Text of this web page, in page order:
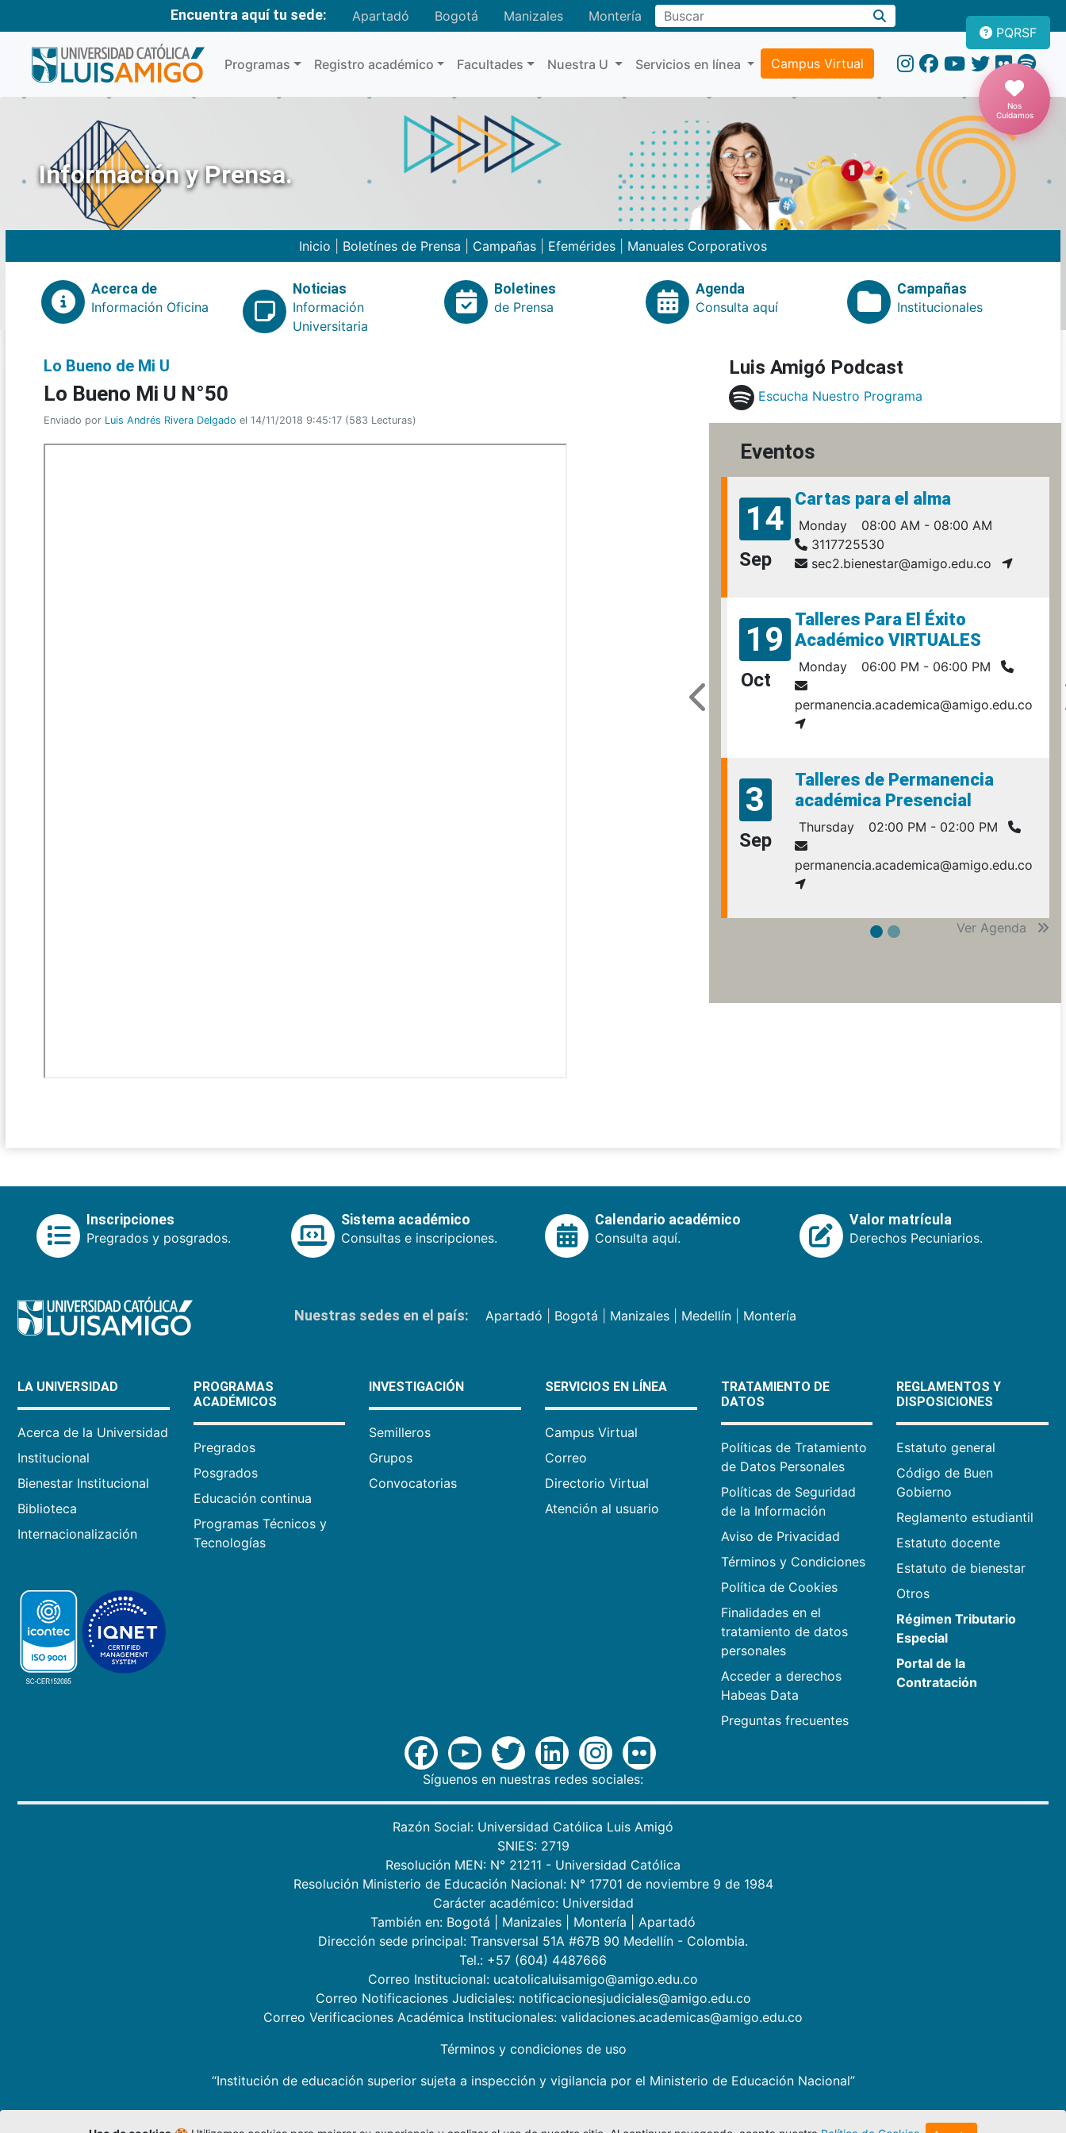
Encuentra aquí tu sede: Apartadó Bogotá Manizales MonteríaBuscar
Programas Registro académico Facultades Nuestra U Servicios en línea Campus Virtual
PQRSF
Nos
Cuidamos
Información y Prensa.
Inicio Boletínes de Prensa Campañas Efemérides Manuales Corporativos
Acerca de
Información Oficina
Noticias
Información
Universitaria
Boletines
de Prensa
Agenda
Consulta aquí
Campañas
Institucionales
Lo Bueno de Mi U
Lo Bueno Mi U N°50
Enviado por Luis Andrés Rivera Delgado el 14/11/2018 9:45:17 (583 Lecturas)
Luis Amigó Podcast
Escucha Nuestro Programa
Eventos
14
Sep
Cartas para el alma
Monday
08:00 AM - 08:00 AM
3117725530
sec2.bienestar@amigo.edu.co
19
Oct
Talleres Para El Éxito
Académico VIRTUALES
Monday 06:00 PM - 06:00 PM
permanencia.academica@amigo.edu.co
3
Sep
Talleres de Permanencia
académica Presencial
Thursday 02:00 PM - 02:00 PM
permanencia.academica@amigo.edu.co
Ver Agenda
Inscripciones
Pregrados y posgrados.
Sistema académico
Consultas e inscripciones.
Calendario académico
Consulta aquí.
Valor matrícula
Derechos Pecuniarios.
Nuestras sedes en el país: Apartadó Bogotá Manizales| Medellín| Montería
LA UNIVERSIDAD
Acerca de la Universidad
Institucional
Bienestar Institucional
Biblioteca
Internacionalización
PROGRAMAS
ACADÉMICOS
Pregrados
Posgrados
Educación continua
Programas Técnicos y
Tecnologías
INVESTIGACIÓN
Semilleros
Grupos
Convocatorias
SERVICIOS EN LÍNEA
Campus Virtual
Correo
Directorio Virtual
Atención al usuario
TRATAMIENTO DE
DATOS
Políticas de Tratamiento
de Datos Personales
Políticas de Seguridad
de la Información
Aviso de Privacidad
Términos y Condiciones
Política de Cookies
Finalidades en el
tratamiento de datos
personales
Acceder a derechos
Habeas Data
Preguntas frecuentes
REGLAMENTOS Y
DISPOSICIONES
Estatuto general
Código de Buen
Gobierno
Reglamento estudiantil
Estatuto docente
Estatuto de bienestar
Otros
Régimen Tributario
Especial
Portal de la
Contratación
Síguenos en nuestras redes sociales:
Razón Social: Universidad Católica Luis Amigó
SNIES: 2719
Resolución MEN: N° 21211 - Universidad Católica
Resolución Ministerio de Educación Nacional: N° 17701 de noviembre 9 de 1984
Carácter académico: Universidad
También en: Bogotá Manizales Montería
Apartadó
Dirección sede principal: Transversal 51A #67B 90 Medellín - Colombia.
Tel.: +57 (604) 4487666
Correo Institucional: ucatolicaluisamigo@amigo.edu.co
Correo Notificaciones Judiciales: notificacionesjudiciales@amigo.edu.co
Correo Verificaciones Académica Institucionales: validaciones.academicas@amigo.edu.co
Términos y condiciones de uso
“Institución de educación superior sujeta a inspección y vigilancia por el Ministerio de Educación Nacional”